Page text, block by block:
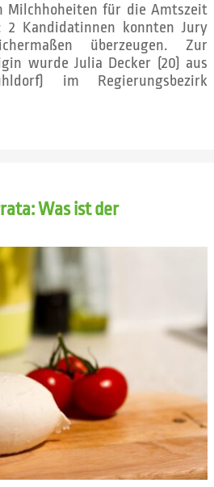
Milchhoheiten für die Amtszeit
2 Kandidatinnen konnten Jury
überzeugen. Zur
wurde Julia Decker (20) aus
im Regierungsbezirk
Was ist der